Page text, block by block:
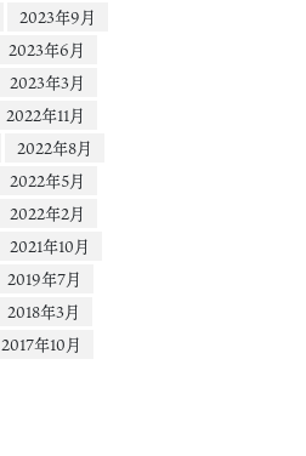
2023年9月
2023年6月
2023年3月
2022年11月
2022年8月
2022年5月
2022年2月
2021年10月
2019年7月
2018年3月
2017年10月